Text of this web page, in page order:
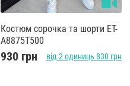
Костюм сорочка та шорти ET-
A8875T500
930 грн від 2 одиниць 830 грн